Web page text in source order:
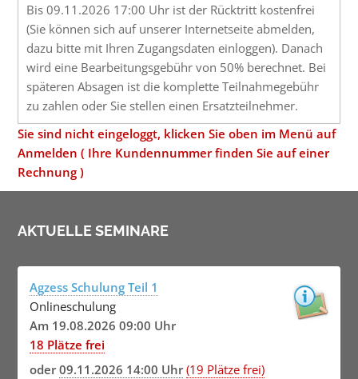
Bis 09.11.2026 17:00 Uhr ist der Rücktritt kostenfrei
(Sie können sich auf unserer Internetseite abmelden,
dazu bitte mit Ihren Zugangsdaten einloggen). Danach
wird eine Bearbeitungsgebühr von 50% berechnet. Bei
späteren Absagen ist die komplette Teilnahmegebühr
zu zahlen oder Sie stellen einen Ersatzteilnehmer.
Sie sind nicht eingeloggt, klicken Sie oben im Menü auf
Anmelden ( Ihre Kundennummer finden Sie auf einer
Rechnung )
AKTUELLE SEMINARE
Agzess Schulung Teil 1
Onlineschulung
Am 19.08.2026 09:00 Uhr
18 Plätze frei
oder09.11.2026 14:00 Uhr (19 Plätze frei)